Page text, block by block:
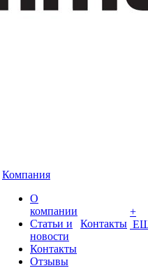
Компания
О
компании
Статьи и
новости
Контакты
Отзывы
Контакты
+